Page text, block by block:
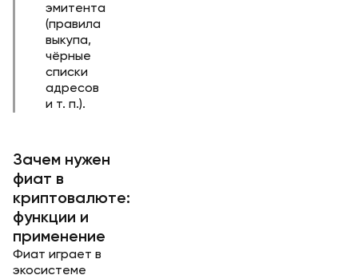
эмитента
(правила
выкупа,
чёрные
списки
адресов
и т. п.).
Зачем нужен
фиат в
криптовалюте:
функции и
применение
Фиат играет в
экосистеме